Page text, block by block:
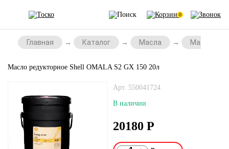
0
Главная Каталог Масла Масла для
Масло редукторное Shell OMALA S2 GX 150 20л
Арт. 550041724
В наличии
20180 Р